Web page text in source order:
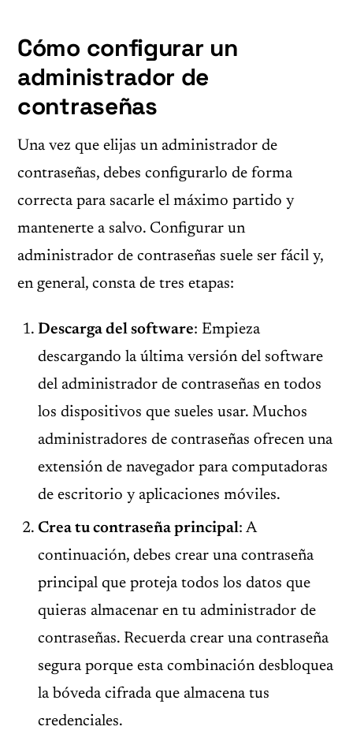
Cómo configurar un
administrador de
contraseñas
Una vez que elijas un administrador de
contraseñas, debes configurarlo de forma
correcta para sacarle el máximo partido y
mantenerte a salvo. Configurar un
administrador de contraseñas suele ser fácil y,
en general, consta de tres etapas:
Descarga del software: Empieza
descargando la última versión del software
del administrador de contraseñas en todos
los dispositivos que sueles usar. Muchos
administradores de contraseñas ofrecen una
extensión de navegador para computadoras
de escritorio y aplicaciones móviles.
Crea tu contraseña principal: A
continuación, debes crear una contraseña
principal que proteja todos los datos que
quieras almacenar en tu administrador de
contraseñas. Recuerda crear una contraseña
segura porque esta combinación desbloquea
la bóveda cifrada que almacena tus
credenciales.